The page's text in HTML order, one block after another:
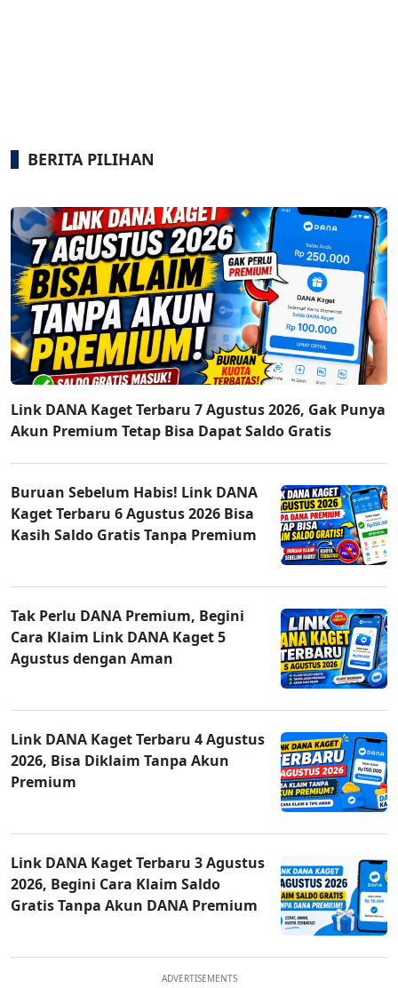
BERITA PILIHAN
Link DANA Kaget Terbaru 7 Agustus 2026, Gak Punya
Akun Premium Tetap Bisa Dapat Saldo Gratis
Buruan Sebelum Habis! Link DANA
Kaget Terbaru 6 Agustus 2026 Bisa
Kasih Saldo Gratis Tanpa Premium
Tak Perlu DANA Premium, Begini
Cara Klaim Link DANA Kaget 5
Agustus dengan Aman
Link DANA Kaget Terbaru 4 Agustus
2026, Bisa Diklaim Tanpa Akun
Premium
Link DANA Kaget Terbaru 3 Agustus
2026, Begini Cara Klaim Saldo
Gratis Tanpa Akun DANA Premium
ADVERTISEMENTS